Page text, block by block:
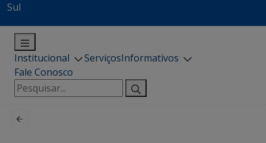
Sul
Institucional ServiçosInformativos
Fale Conosco
Pesquisar
por: